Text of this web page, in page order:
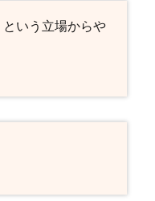
いう立場からや